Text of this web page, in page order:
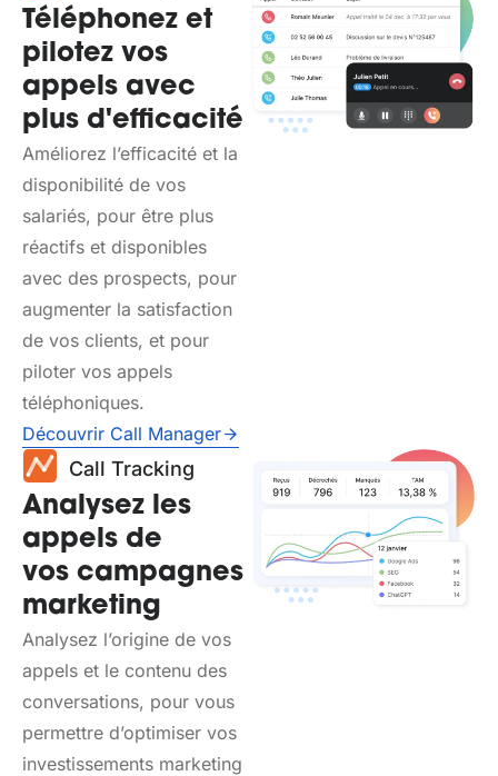
Téléphonez et
pilotez vos
appels avec
plus d'efficacité
Améliorez l’efficacité et la
disponibilité de vos
salariés, pour être plus
réactifs et disponibles
avec des prospects, pour
augmenter la satisfaction
de vos clients, et pour
piloter vos appels
téléphoniques.
Découvrir Call Manager
Call Tracking
Analysez les
appels de
vos campagnes
marketing
Analysez l’origine de vos
appels et le contenu des
conversations, pour vous
permettre d’optimiser vos
investissements marketing